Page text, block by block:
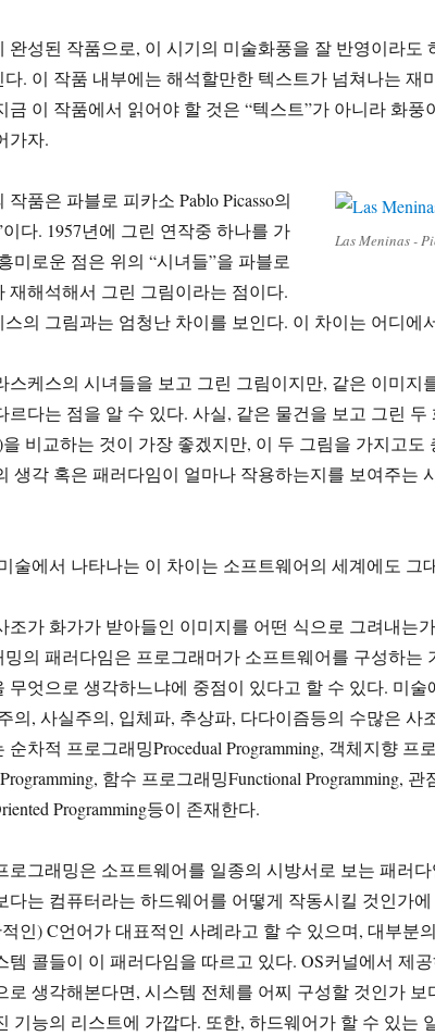
완성된 작품으로, 이 시기의 미술화풍을 잘 반영이라도
다. 이 작품 내부에는 해석할만한 텍스트가 넘쳐나는 재
금 이 작품에서 읽어야 할 것은 “텍스트”가 아니라 화풍
가자.
Las Meninas -
작품은 파블로 피카소 Pablo Picasso의
이다. 1957년에 그린 연작중 하나를 가
미로운 점은 위의 “시녀들”을 파블로
재해석해서 그린 그림이라는 점이다.
스의 그림과는 엄청난 차이를 보인다. 이 차이는 어디에
스케스의 시녀들을 보고 그린 그림이지만, 같은 이미지
르다는 점을 알 수 있다. 사실, 같은 물건을 보고 그린 두
을 비교하는 것이 가장 좋겠지만, 이 두 그림을 가지고도
생각 혹은 패러다임이 얼마나 작용하는지를 보여주는
술에서 나타나는 이 차이는 소프트웨어의 세계에도 그
조가 화가가 받아들인 이미지를 어떤 식으로 그려내는
밍의 패러다임은 프로그래머가 소프트웨어를 구성하는
무엇으로 생각하느냐에 중점이 있다고 할 수 있다. 미술
의, 사실주의, 입체파, 추상파, 다다이즘등의 수많은 사
순차적 프로그래밍Procedual Programming, 객체지향 프
함수 프로그래밍Functional Programming,
Programming등이 존재한다.
로그래밍은 소프트웨어를 일종의 시방서로 보는 패러
다는 컴퓨터라는 하드웨어를 어떻게 작동시킬 것인가
인) C언어가 대표적인 사례라고 할 수 있으며, 대부분
템 콜들이 이 패러다임을 따르고 있다. OS커널에서 제
로 생각해본다면, 시스템 전체를 어찌 구성할 것인가 보
기능의 리스트에 가깝다. 또한, 하드웨어가 할 수 있는